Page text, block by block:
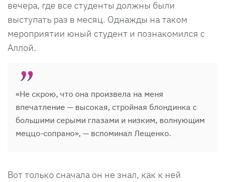
вечера, где все студенты должны были
выступать раз в месяц. Однажды на таком
мероприятии юный студент и познакомился с
Аллой.
«Не скрою, что она произвела на меня
впечатление — высокая, стройная блондинка с
большими серыми глазами и низким, волнующим
меццо-сопрано», — вспоминал Лещенко.
Вот только сначала он не знал, как к ней